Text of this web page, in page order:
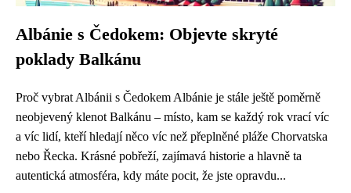
Albánie s Čedokem: Objevte skryté
poklady Balkánu
Proč vybrat Albánii s Čedokem Albánie je stále ještě poměrně
neobjevený klenot Balkánu – místo, kam se každý rok vrací víc
a víc lidí, kteří hledají něco víc než přeplněné pláže Chorvatska
nebo Řecka. Krásné pobřeží, zajímavá historie a hlavně ta
autentická atmosféra, kdy máte pocit, že jste opravdu...